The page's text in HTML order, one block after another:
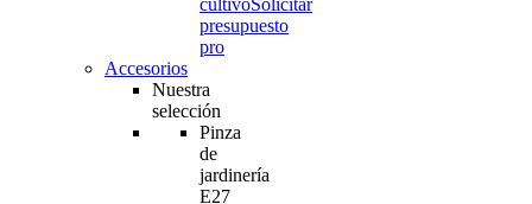
cultivoSolicitar
presupuesto
pro
Accesorios
Nuestra
selección
Pinza
de
jardinería
E27